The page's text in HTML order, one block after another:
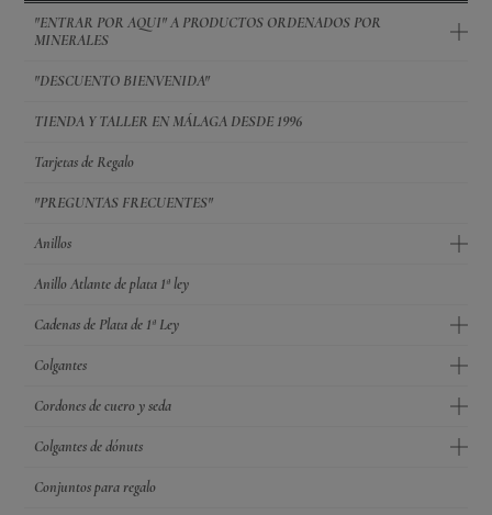
"ENTRAR POR AQUI" A PRODUCTOS ORDENADOS POR
MINERALES
"DESCUENTO BIENVENIDA"
TIENDA Y TALLER EN MÁLAGA DESDE 1996
Tarjetas de Regalo
"PREGUNTAS FRECUENTES"
Anillos
Anillo Atlante de plata 1ª ley
Cadenas de Plata de 1ª Ley
Colgantes
Cordones de cuero y seda
Colgantes de dónuts
Conjuntos para regalo